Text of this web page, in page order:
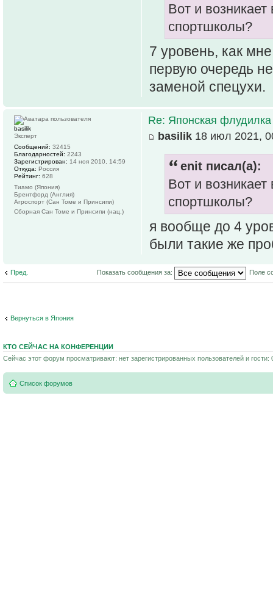
Вот и
спортшколы?
7 уровень, как
первую очередь
заменой спецухи.
Re: Японская флудилка
basilik 18 июл 2021,
enit писал(а):
Вот и
спортшколы?
я вообще до 4
были такие же
basilik
Эксперт
Сообщений: 32415
Благодарностей: 2243
Зарегистрирован: 14 ноя 2010, 14:59
Откуда: Россия
Рейтинг: 628
Тиамо (Япония)
Брентфорд (Англия)
Агроспорт (Сан Томе и Принсипи)
Сборная Сан Томе и Принсипи (нац.)
Пред. Показать сообщения за: Поле
Вернуться в Япония
КТО СЕЙЧАС НА КОНФЕРЕНЦИИ
Сейчас этот форум просматривают: нет зарегистрированных пользователей и гости:
Список форумов